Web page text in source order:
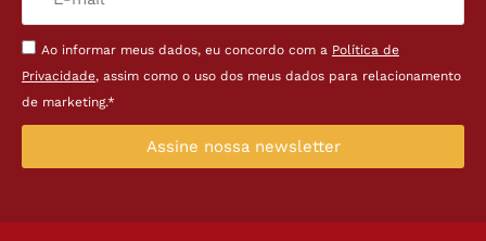
Ao informar meus dados, eu concordo com a Política de
Privacidade, assim como o uso dos meus dados para relacionamento
de marketing.*
Assine nossa newsletter